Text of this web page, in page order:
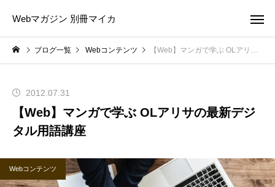
Webマガジン 別冊マイカ
ブログ一覧 Webコンテンツ 【Web】マンガで学ぶ OLアリサの最新デジタル用語講座
2012.07.31
【Web】マンガで学ぶ OLアリサの最新デジ
タル用語講座
Webコンテンツ